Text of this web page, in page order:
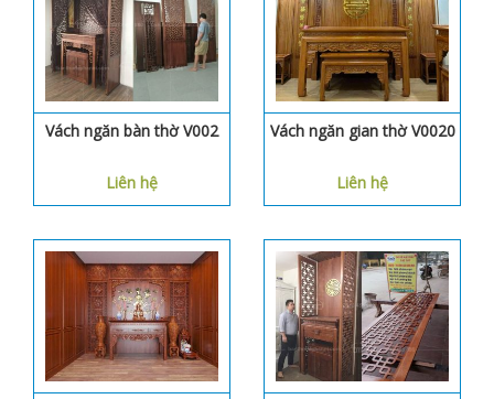
Vách ngăn bàn thờ V002
Liên hệ
Vách ngăn gian thờ V0020
Liên hệ